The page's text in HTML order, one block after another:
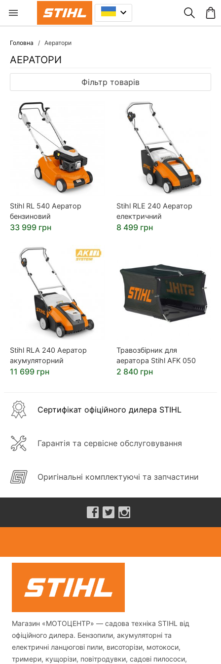
Головна Аератори
АЕРАТОРИ
Фільтр товарів
Stihl RL 540 Аератор
бензиновий
33 999 грн
Stihl RLE 240 Аератор
електричний
8 499 грн
Stihl RLA 240 Аератор
акумуляторний
11 699 грн
Травозбірник для
аератора Stihl AFK 050
2 840 грн
Сертифікат офіційного дилера STIHL
Гарантія та сервісне обслуговування
Оригінальні комплектуючі та запчастини
Магазин «МОТОЦЕНТР» — садова техніка STIHL від
офіційного дилера. Бензопили, акумуляторні та
електричні ланцюгові пили, висоторізи, мотокоси,
тримери, кущорізи, повітродувки, садові пилососи,